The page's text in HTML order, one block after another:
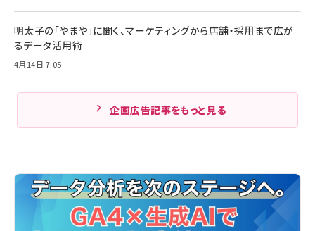
明太子の「やまや」に聞く、マーケティングから店舗・採用まで広が
るデータ活用術
4月14日 7:05
企画広告記事をもっと見る